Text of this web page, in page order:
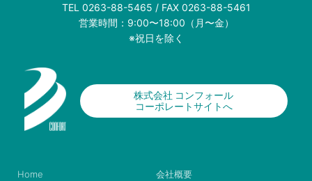
TEL 0263-88-5465 / FAX 0263-88-5461
営業時間：9:00〜18:00（月〜金）
※祝日を除く
株式会社 コンフォール
コーポレートサイトへ
Home 会社概要